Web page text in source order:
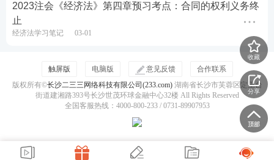
(2)转让人无处分权
(3)受让人为善意：受让人受让不动产或者动产时，不
知道转让人无处分权，且无重大过失的，应当认定受
让人为善意。(善意的判断时点以受让动产时为准)
【注意】真实权利人主张受让人不构成善意的，应当
(4)以合理的价格转让。
2023注会《经济法》第四章预习考点：合同的权利义务终
止
经济法学习笔记 03-01
收藏
分享
触屏版 电脑版 意见反馈
合作联系
版权所有©长沙二三三网络科技有限公司(233.com)湖南省长沙市芙蓉区定王台
街道建湘路393号长沙世茂环球金融中心32楼 All Rights Reserved
全国客服热线：4000-800-233 / 0731-89907953